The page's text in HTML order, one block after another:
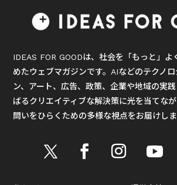
IDEAS FOR GOODは、社会を「もっと」よ
めたウェブマガジンです。AIなどのテクノ
ン、アート、広告、政策、企業や地域の実
ばるクリエイティブな解決策に光を当てな
問いをひらくための多様な視点をお届けしま